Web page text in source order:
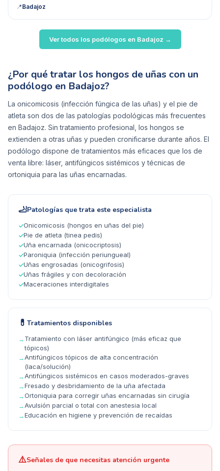
📍Badajoz
Ver todos los podólogos en Badajoz →
¿Por qué tratar los hongos de uñas con un
podólogo en Badajoz?
La onicomicosis (infección fúngica de las uñas) y el pie de
atleta son dos de las patologías podológicas más frecuentes
en Badajoz. Sin tratamiento profesional, los hongos se
extienden a otras uñas y pueden cronificarse durante años. El
podólogo dispone de tratamientos más eficaces que los de
venta libre: láser, antifúngicos sistémicos y técnicas de
ortoniquia para las uñas encarnadas.
🦶Patologías que trata este especialista
✓Onicomicosis (hongos en uñas del pie)
✓Pie de atleta (tinea pedis)
✓Uña encarnada (onicocriptosis)
✓Paroniquia (infección periungueal)
✓Uñas engrosadas (onicogrifosis)
✓Uñas frágiles y con decoloración
✓Maceraciones interdigitales
💊 Tratamientos disponibles
→Tratamiento con láser antifúngico (más eficaz que
tópicos)
→Antifúngicos tópicos de alta concentración
(laca/solución)
→Antifúngicos sistémicos en casos moderados-graves
→Fresado y desbridamiento de la uña afectada
→Ortoniquia para corregir uñas encarnadas sin cirugía
→Avulsión parcial o total con anestesia local
→Educación en higiene y prevención de recaídas
⚠️Señales de que necesitas atención urgente